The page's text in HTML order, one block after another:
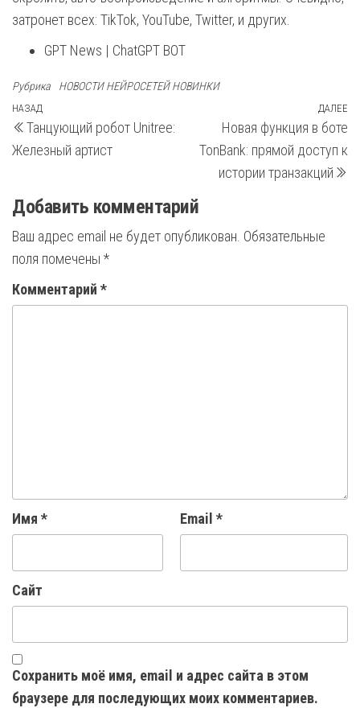
затронет всех: TikTok, YouTube, Twitter, и других.
GPT News | ChatGPT BOT
Рубрика НОВОСТИ НЕЙРОСЕТЕЙ НОВИНКИ
Навигация
по
записям
Предыдущая
запись
НАЗАД
Танцующий робот Unitree:
Железный артист
ДАЛЕЕ
Новая функция в боте
TonBank: прямой доступ к
истории транзакций
Добавить комментарий
Ваш адрес email не будет опубликован. Обязательные
поля помечены *
Комментарий *
Имя * Email *
Сайт
Сохранить моё имя, email и адрес сайта в этом
браузере для последующих моих комментариев.